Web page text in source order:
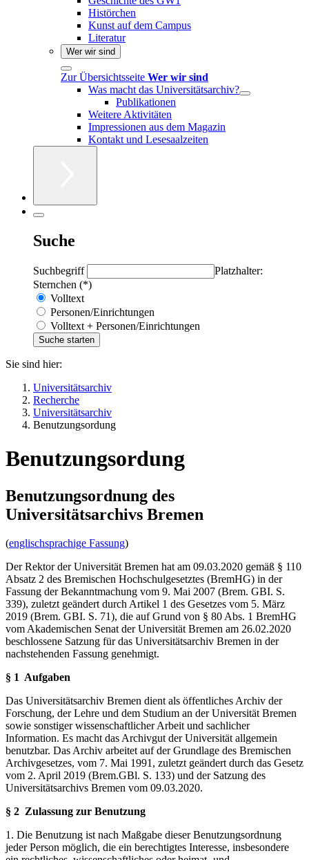
Histörchen
Kunst auf dem Campus
Literatur
Wer wir sind
Zur Übersichtsseite Wer wir sind
Was macht das Universitätsarchiv?
Publikationen
Weitere Aktivitäten
Impressionen aus dem Magazin
Kontakt und Lesesaalzeiten
Suche
Suchbegriff
Platzhalter:
Sternchen (*)
Volltext
Personen/Einrichtungen
Volltext + Personen/Einrichtungen
Sie sind hier:
Universitätsarchiv
Recherche
Universitätsarchiv
Benutzungsordung
Benutzungsordung
Benutzungsordnung des
Universitätsarchivs Bremen
(englischsprachige Fassung)
Der Rektor der Universität Bremen hat am 09.03.2020 gemäß § 110
Absatz 2 des Bremischen Hochschulgesetztes (BremHG) in der
Fassung der Bekanntmachung vom 9. Mai 2007 (Brem. GBI. S.
339), zuletzt geändert durch Artikel 1 des Gesetzes vom 5. März
2019 (Brem. GBI. S. 71), die auf Grund von § 80 Abs. 1 BremHG
vom Akademischen Senat der Universität Bremen am 26.02.2020
beschlossene Satzung für das Universitätsarchiv Bremen in der
nachstehenden Fassung genehmigt.
§ 1 Aufgaben
Das Universitätsarchiv Bremen dient als öffentliches Archiv der
Forschung, der Lehre und dem Studium an der Universität Bremen
sowie sonstiger wissenschaftlicher Arbeit und sachlicher
Information. Es macht das Archivgut der Universität allgemein
benutzbar. Das Archiv arbeitet auf der Grundlage des Bremischen
Archivgesetzes, vom 7. Mai 1991, zuletzt geändert durch das Gesetz
vom 2. April 2019 (Brem.GBl. S. 133) und der Satzung des
Universitätsarchivs Bremen vom 09.03.2020.
§ 2 Zulassung zur Benutzung
1. Die Benutzung ist nach Maßgabe dieser Benutzungsordnung
jeder Person möglich, die ein berechtigtes Interesse, insbesondere